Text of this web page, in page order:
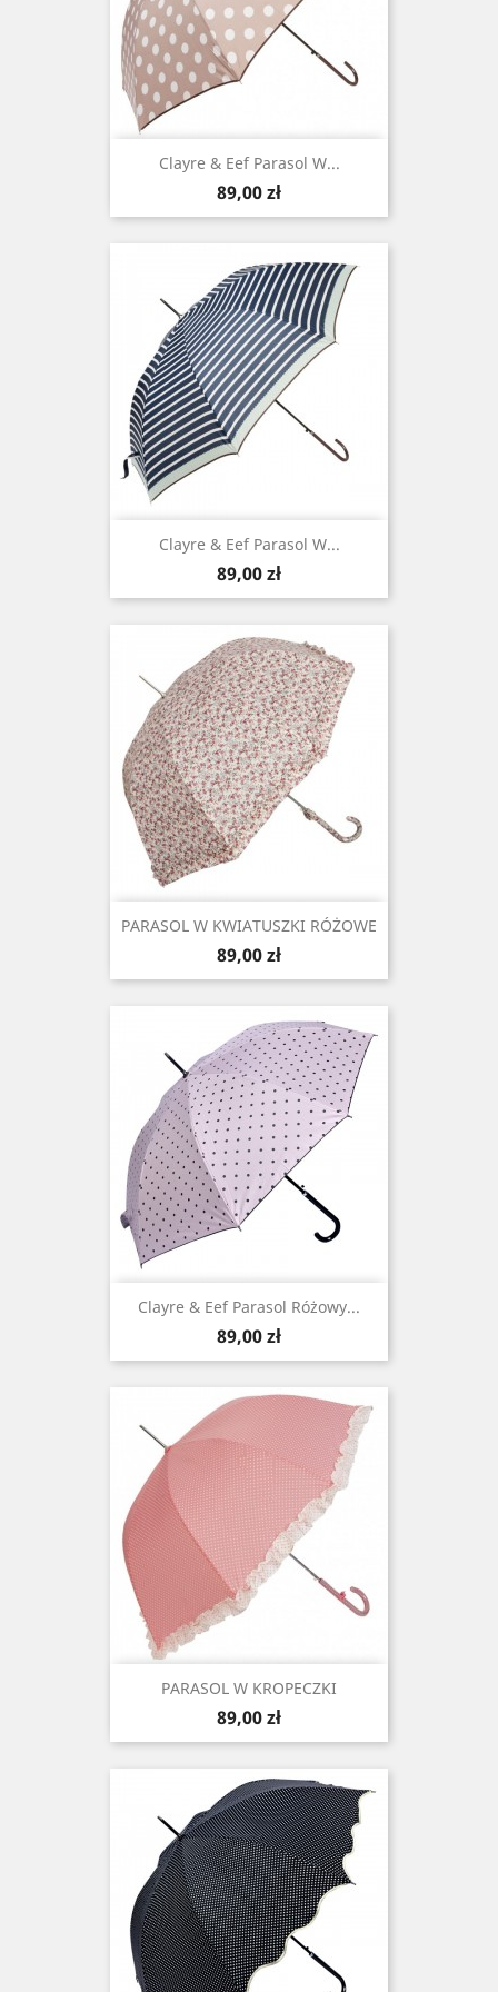
Clayre & Eef Parasol W...
Cena
89,00 zł
Clayre & Eef Parasol W...
Cena
89,00 zł
PARASOL W KWIATUSZKI RÓŻOWE
Cena
89,00 zł
Clayre & Eef Parasol Różowy...
Cena
89,00 zł
PARASOL W KROPECZKI
Cena
89,00 zł